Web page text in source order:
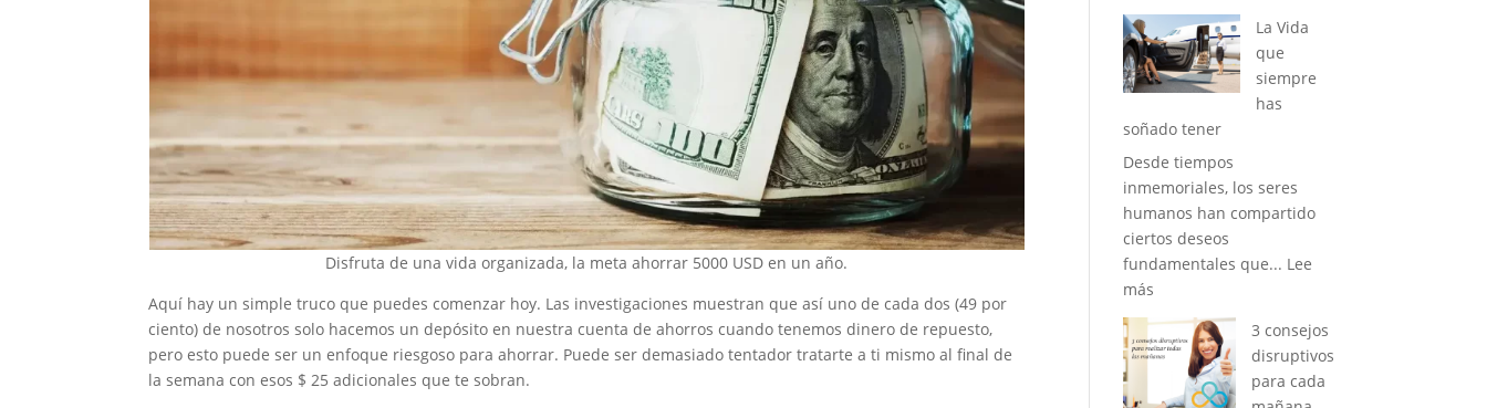
Disfruta de una vida organizada, la meta ahorrar 5000 USD en un año.
Aquí hay un simple truco que puedes comenzar hoy. Las investigaciones muestran que así uno de cada dos (49 por
ciento) de nosotros solo hacemos un depósito en nuestra cuenta de ahorros cuando tenemos dinero de repuesto,
pero esto puede ser un enfoque riesgoso para ahorrar. Puede ser demasiado tentador tratarte a ti mismo al final de
la semana con esos $ 25 adicionales que te sobran.
La Vida
que
siempre
has
soñado tener
Desde tiempos
inmemoriales, los seres
humanos han compartido
ciertos deseos
fundamentales que... Lee
más
Vida
que
siempre
3 consejos
disruptivos
para cada